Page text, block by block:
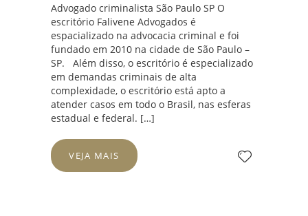
Advogado criminalista São Paulo SP O
escritório Falivene Advogados é
espacializado na advocacia criminal e foi
fundado em 2010 na cidade de São Paulo –
SP. Além disso, o escritório é especializado
em demandas criminais de alta
complexidade, o escritório está apto a
atender casos em todo o Brasil, nas esferas
estadual e federal. […]
VEJA MAIS